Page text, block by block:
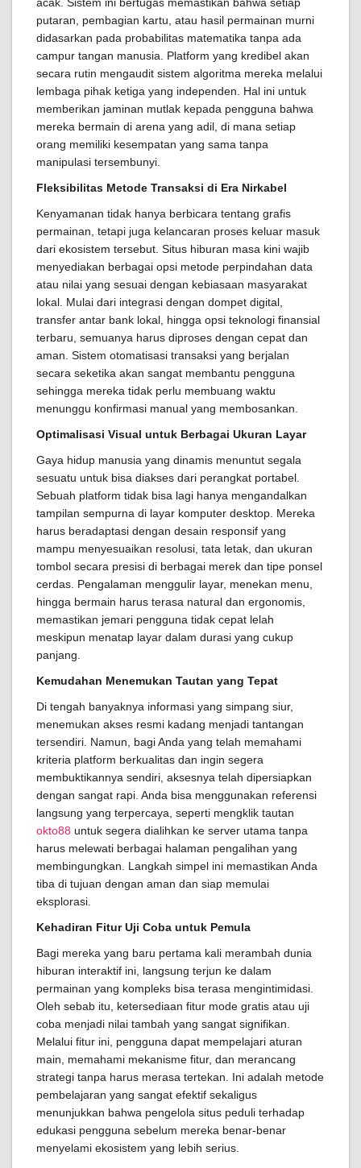
putaran, pembagian kartu, atau hasil permainan murni
didasarkan pada probabilitas matematika tanpa ada
campur tangan manusia. Platform yang kredibel akan
secara rutin mengaudit sistem algoritma mereka melalui
lembaga pihak ketiga yang independen. Hal ini untuk
memberikan jaminan mutlak kepada pengguna bahwa
mereka bermain di arena yang adil, di mana setiap
orang memiliki kesempatan yang sama tanpa
manipulasi tersembunyi.
Fleksibilitas Metode Transaksi di Era Nirkabel
Kenyamanan tidak hanya berbicara tentang grafis
permainan, tetapi juga kelancaran proses keluar masuk
dari ekosistem tersebut. Situs hiburan masa kini wajib
menyediakan berbagai opsi metode perpindahan data
atau nilai yang sesuai dengan kebiasaan masyarakat
lokal. Mulai dari integrasi dengan dompet digital,
transfer antar bank lokal, hingga opsi teknologi finansial
terbaru, semuanya harus diproses dengan cepat dan
aman. Sistem otomatisasi transaksi yang berjalan
secara seketika akan sangat membantu pengguna
sehingga mereka tidak perlu membuang waktu
menunggu konfirmasi manual yang membosankan.
Optimalisasi Visual untuk Berbagai Ukuran Layar
Gaya hidup manusia yang dinamis menuntut segala
sesuatu untuk bisa diakses dari perangkat portabel.
Sebuah platform tidak bisa lagi hanya mengandalkan
tampilan sempurna di layar komputer desktop. Mereka
harus beradaptasi dengan desain responsif yang
mampu menyesuaikan resolusi, tata letak, dan ukuran
tombol secara presisi di berbagai merek dan tipe ponsel
cerdas. Pengalaman menggulir layar, menekan menu,
hingga bermain harus terasa natural dan ergonomis,
memastikan jemari pengguna tidak cepat lelah
meskipun menatap layar dalam durasi yang cukup
panjang.
Kemudahan Menemukan Tautan yang Tepat
Di tengah banyaknya informasi yang simpang siur,
menemukan akses resmi kadang menjadi tantangan
tersendiri. Namun, bagi Anda yang telah memahami
kriteria platform berkualitas dan ingin segera
membuktikannya sendiri, aksesnya telah dipersiapkan
dengan sangat rapi. Anda bisa menggunakan referensi
langsung yang terpercaya, seperti mengklik tautan
okto88 untuk segera dialihkan ke server utama tanpa
harus melewati berbagai halaman pengalihan yang
membingungkan. Langkah simpel ini memastikan Anda
tiba di tujuan dengan aman dan siap memulai
eksplorasi.
Kehadiran Fitur Uji Coba untuk Pemula
Bagi mereka yang baru pertama kali merambah dunia
hiburan interaktif ini, langsung terjun ke dalam
permainan yang kompleks bisa terasa mengintimidasi.
Oleh sebab itu, ketersediaan fitur mode gratis atau uji
coba menjadi nilai tambah yang sangat signifikan.
Melalui fitur ini, pengguna dapat mempelajari aturan
main, memahami mekanisme fitur, dan merancang
strategi tanpa harus merasa tertekan. Ini adalah metode
pembelajaran yang sangat efektif sekaligus
menunjukkan bahwa pengelola situs peduli terhadap
edukasi pengguna sebelum mereka benar-benar
menyelami ekosistem yang lebih serius.